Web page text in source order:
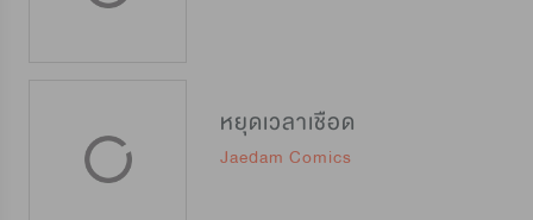
หยุดเวลาเชือด
Jaedam Comics